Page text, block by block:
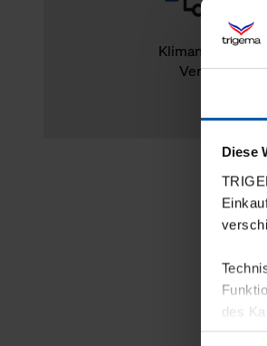
Diese
des
Klimaneutraler
Versand